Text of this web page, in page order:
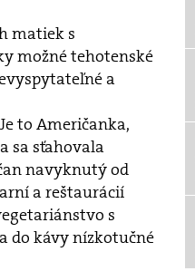
matiek s
možné tehotenské
a
to Američanka,
sa sťahovala
navyknutý od
a reštaurácií
s
do kávy nízkotučné